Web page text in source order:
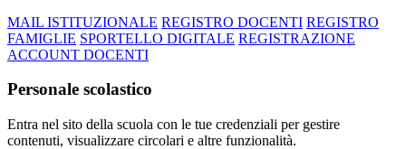
MAIL ISTITUZIONALE REGISTRO DOCENTI REGISTRO
FAMIGLIE SPORTELLO DIGITALE REGISTRAZIONE
ACCOUNT DOCENTI
Personale scolastico
Entra nel sito della scuola con le tue credenziali per gestire
contenuti, visualizzare circolari e altre funzionalità.